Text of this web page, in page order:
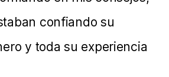
confiando su
y toda su experiencia